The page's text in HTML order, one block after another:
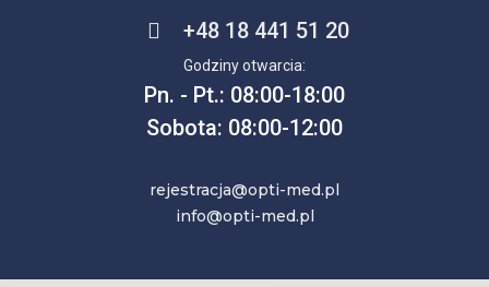
+48 18 441 51 20
Godziny otwarcia:
Pn. - Pt.: 08:00-18:00
Sobota: 08:00-12:00
rejestracja@opti-med.pl
info@opti-med.pl